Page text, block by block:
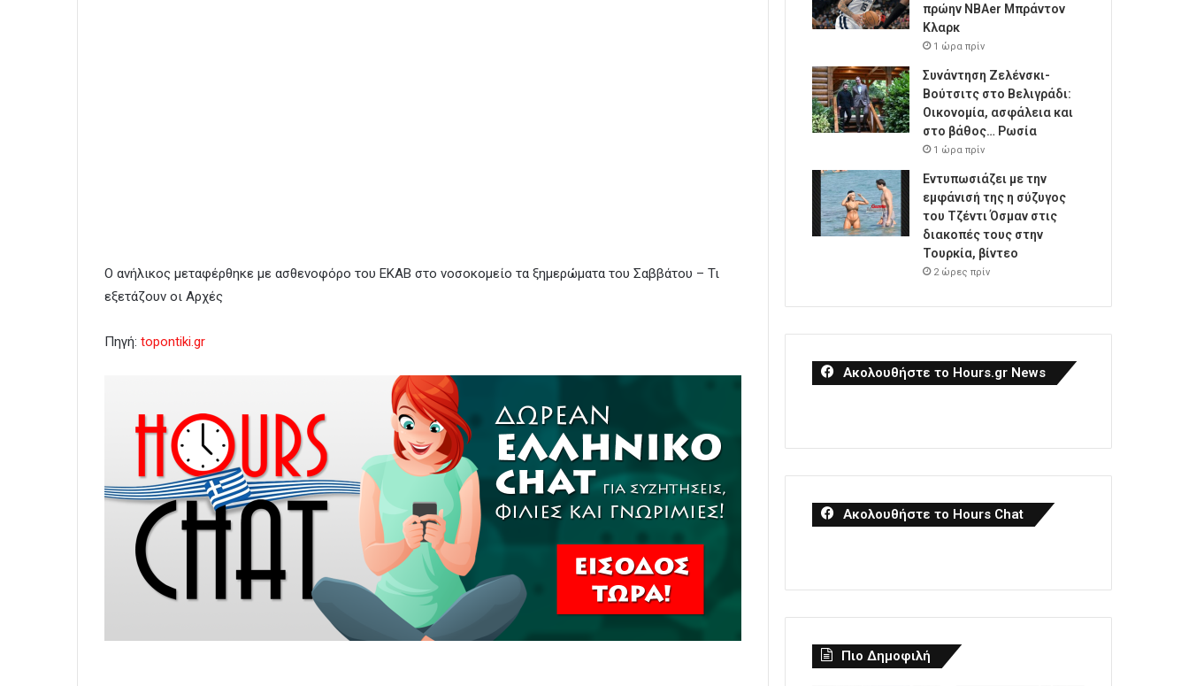
Ο ανήλικος μεταφέρθηκε με ασθενοφόρο του ΕΚΑΒ στο νοσοκομείο τα ξημερώματα του Σαββάτου – Τι
εξετάζουν οι Αρχές
Πηγή: topontiki.gr
πρώην NBAer Μπράντον
Κλαρκ
1 ώρα πρίν
Συνάντηση Ζελένσκι-
Βούτσιτς στο Βελιγράδι:
Οικονομία, ασφάλεια και
στο βάθος… Ρωσία
1 ώρα πρίν
Εντυπωσιάζει με την
εμφάνισή της η σύζυγος
του Τζέντι Όσμαν στις
διακοπές τους στην
Τουρκία, βίντεο
2 ώρες πρίν
Ακολουθήστε το Hours.gr News
Ακολουθήστε το Hours Chat
Πιο Δημοφιλή